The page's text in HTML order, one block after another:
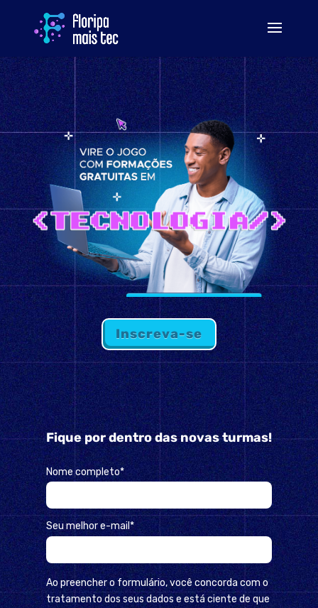
Inscreva-se
Fique por dentro das novas turmas!
Nome completo*
Seu melhor e-mail*
Ao preencher o formulário, você concorda com o
tratamento dos seus dados e está ciente de que